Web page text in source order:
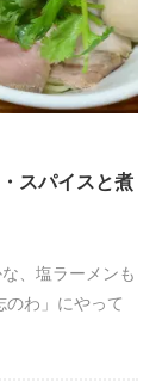
スパイスと煮
、塩ラーメンも
のわ」にやって